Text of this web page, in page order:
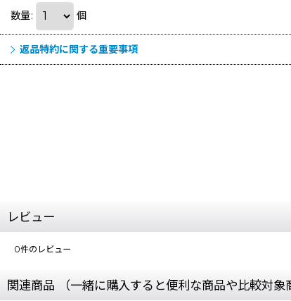
数量: 個
返品特約に関する重要事項
レビュー
0件のレビュー
関連商品 （一緒に購入すると便利な商品や比較対象